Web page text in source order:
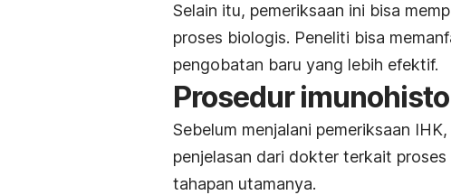
Selain itu, pemeriksaan ini bisa
proses biologis. Peneliti bisa
pengobatan baru yang lebih efektif.
Prosedur
Sebelum menjalani pemeriksaan
penjelasan dari dokter terkait
tahapan utamanya.